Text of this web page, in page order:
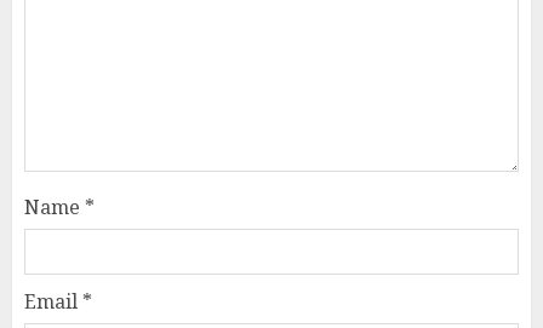
Name *
Email *